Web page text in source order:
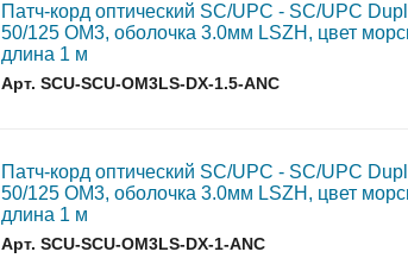
Патч-корд оптический SC/UPC - SC/UPC
50/125 OM3, оболочка 3.0мм LSZH, цвет
длина 1 м
Арт. SCU-SCU-OM3LS-DX-1.5-ANC
Патч-корд оптический SC/UPC - SC/UPC
50/125 OM3, оболочка 3.0мм LSZH, цвет
длина 1 м
Арт. SCU-SCU-OM3LS-DX-1-ANC